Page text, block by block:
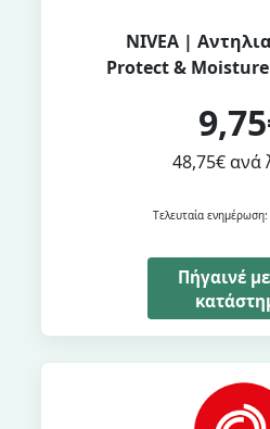
NIVEA |
Protect & Moisture
48,75€ ανά
Τελευταία
Πήγαινέ